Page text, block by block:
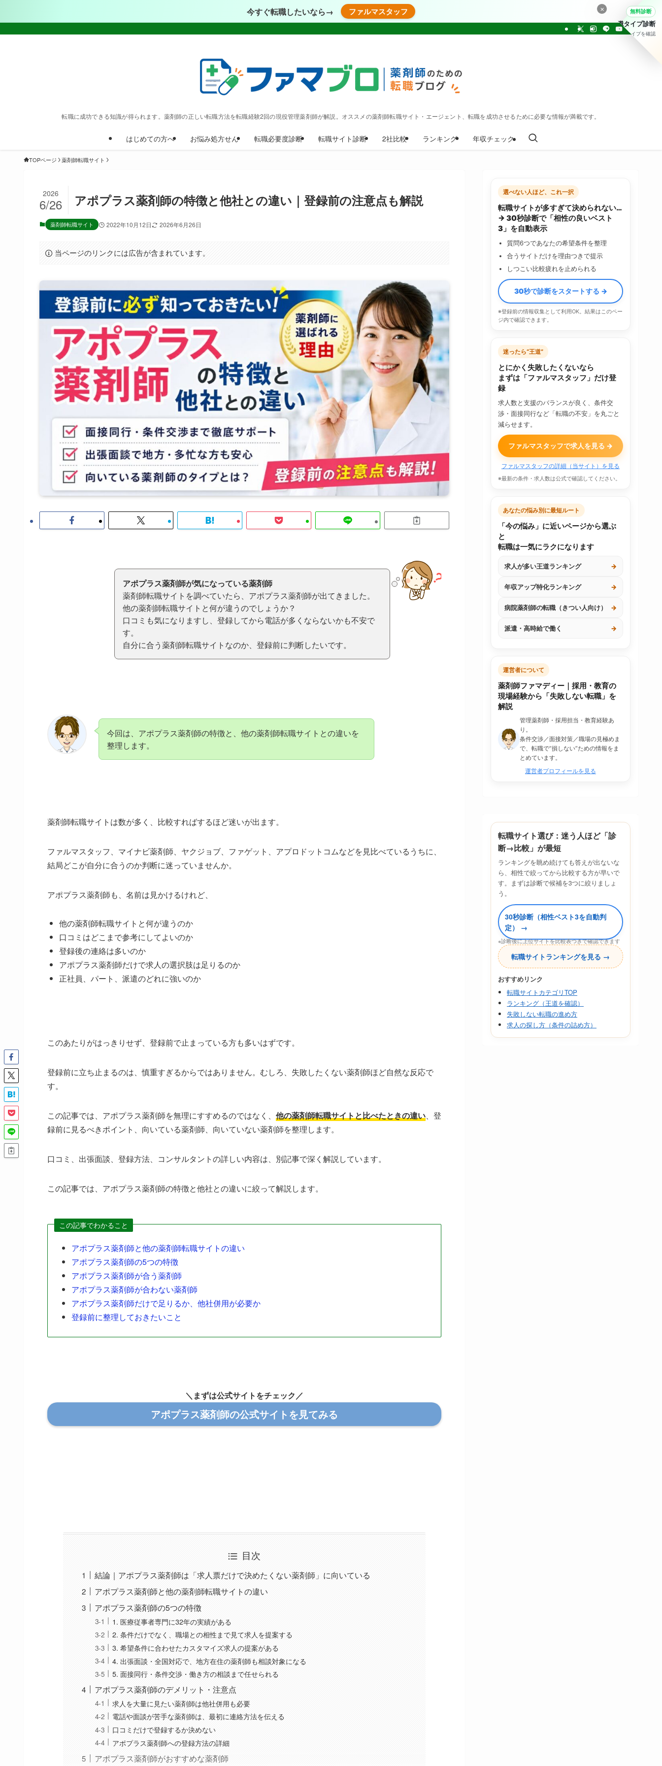
今すぐ転職したいなら→ ファルマスタッフ
転職に成功できる知識が得られます。薬剤師の正しい転職方法を転職経験2回の現役管理薬剤師が解説。オススメの薬剤師転職サイト・エージェント、転職を成功させるために必要な情報が満載です。
はじめての方へ お悩み処方せん 転職必要度診断 転職サイト診断 2社比較 ランキング 年収チェック
TOPページ 薬剤師転職サイト
アポプラス薬剤師の特徴と他社との違い｜登録前の注意点も解説
2026
6/26
薬剤師転職サイト 2022年10月12日 2026年6月26日
当ページのリンクには広告が含まれています。
アポプラス薬剤師が気になっている薬剤師
薬剤師転職サイトを調べていたら、アポプラス薬剤師が出てきました。
他の薬剤師転職サイトと何が違うのでしょうか？
口コミも気になりますし、登録してから電話が多くならないかも不安で
す。
自分に合う薬剤師転職サイトなのか、登録前に判断したいです。
今回は、アポプラス薬剤師の特徴と、他の薬剤師転職サイトとの違いを
整理します。
薬剤師転職サイトは数が多く、比較すればするほど迷いが出ます。
ファルマスタッフ、マイナビ薬剤師、ヤクジョブ、ファゲット、アプロドットコムなどを見比べているうちに、
結局どこが自分に合うのか判断に迷っていませんか。
アポプラス薬剤師も、名前は見かけるけれど、
他の薬剤師転職サイトと何が違うのか
口コミはどこまで参考にしてよいのか
登録後の連絡は多いのか
アポプラス薬剤師だけで求人の選択肢は足りるのか
正社員、パート、派遣のどれに強いのか
このあたりがはっきりせず、登録前で止まっている方も多いはずです。
登録前に立ち止まるのは、慎重すぎるからではありません。むしろ、失敗したくない薬剤師ほど自然な反応で
す。
この記事では、アポプラス薬剤師を無理にすすめるのではなく、 他の薬剤師転職サイトと比べたときの違い、登
録前に見るべきポイント、向いている薬剤師、向いていない薬剤師を整理します。
口コミ、出張面談、登録方法、コンサルタントの詳しい内容は、別記事で深く解説しています。
この記事では、アポプラス薬剤師の特徴と他社との違いに絞って解説します。
この記事でわかること
アポプラス薬剤師と他の薬剤師転職サイトの違い
アポプラス薬剤師の5つの特徴
アポプラス薬剤師が合う薬剤師
アポプラス薬剤師が合わない薬剤師
アポプラス薬剤師だけで足りるか、他社併用が必要か
登録前に整理しておきたいこと
＼まずは公式サイトをチェック／
アポプラス薬剤師の公式サイトを見てみる
目次
結論｜アポプラス薬剤師は「求人票だけで決めたくない薬剤師」に向いている
アポプラス薬剤師と他の薬剤師転職サイトの違い
アポプラス薬剤師の5つの特徴
1. 医療従事者専門に32年の実績がある
2. 条件だけでなく、職場との相性まで見て求人を提案する
3. 希望条件に合わせたカスタマイズ求人の提案がある
4. 出張面談・全国対応で、地方在住の薬剤師も相談対象になる
5. 面接同行・条件交渉・働き方の相談まで任せられる
アポプラス薬剤師のデメリット・注意点
求人を大量に見たい薬剤師は他社併用も必要
電話や面談が苦手な薬剤師は、最初に連絡方法を伝える
口コミだけで登録するか決めない
アポプラス薬剤師への登録方法の詳細
アポプラス薬剤師がおすすめな薬剤師
選べない人ほど、これ一択
転職サイトが多すぎて決められない…
→ 30秒診断で「相性の良いベスト
3」を自動表示
質問6つであなたの希望条件を整理
合うサイトだけを理由つきで提示
しつこい比較疲れを止められる
30秒で診断をスタートする →
※登録前の情報収集として利用OK。結果はこのペー
ジ内で確認できます。
迷ったら“王道”
とにかく失敗したくないなら
まずは「ファルマスタッフ」だけ登
録
求人数と支援のバランスが良く、条件交
渉・面接同行など「転職の不安」を丸ごと
減らせます。
ファルマスタッフで求人を見る →
ファルマスタッフの詳細（当サイト）を見る
※最新の条件・求人数は公式で確認してください。
あなたの悩み別に最短ルート
「今の悩み」に近いページから選ぶ
と
転職は一気にラクになります
求人が多い王道ランキング →
年収アップ特化ランキング →
病院薬剤師の転職（きつい人向け） →
派遣・高時給で働く →
運営者について
薬剤師ファマディー｜採用・教育の
現場経験から「失敗しない転職」を
解説
管理薬剤師・採用担当・教育経験あ
り。
条件交渉／面接対策／職場の見極めま
で、転職で“損しない”ための情報をま
とめています。
運営者プロフィールを見る
転職サイト選び：迷う人ほど「診
断→比較」が最短
ランキングを眺め続けても答えが出ないな
ら、相性で絞ってから比較する方が早いで
す。まずは診断で候補を3つに絞りましょ
う。
30秒診断（相性ベスト3を自動判
定） →
※診断後に上位サイトを比較表つきで確認できます
転職サイトランキングを見る →
おすすめリンク
転職サイトカテゴリTOP
ランキング（王道を確認）
失敗しない転職の進め方
求人の探し方（条件の詰め方）
× 無料診断
転職タイプ診断
30問でタイプを確認